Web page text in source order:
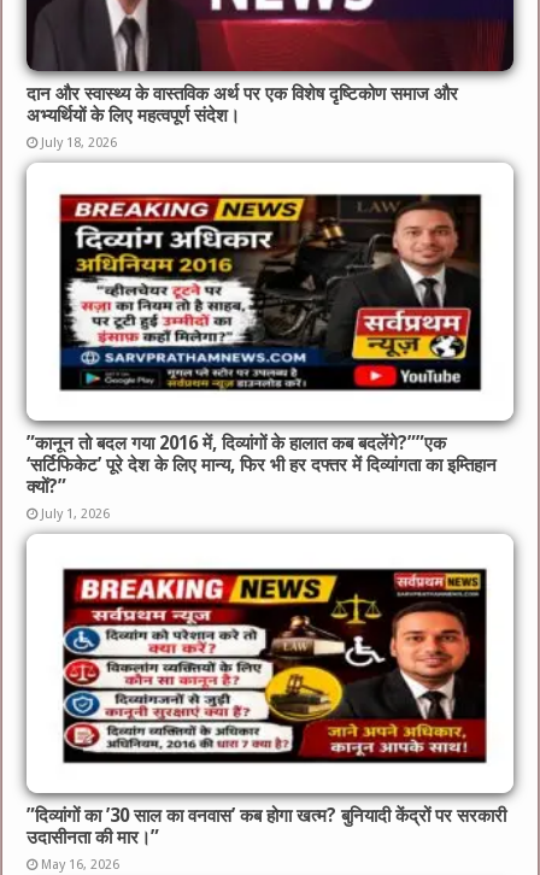
दान और स्वास्थ्य के वास्तविक अर्थ पर एक विशेष दृष्टिकोण समाज और
अभ्यर्थियों के लिए महत्वपूर्ण संदेश।
July 18, 2026
​”कानून तो बदल गया 2016 में, दिव्यांगों के हालात कब बदलेंगे?”​”एक
‘सर्टिफिकेट’ पूरे देश के लिए मान्य, फिर भी हर दफ्तर में दिव्यांगता का इम्तिहान
क्यों?”
July 1, 2026
​”दिव्यांगों का ’30 साल का वनवास’ कब होगा खत्म? बुनियादी केंद्रों पर सरकारी
उदासीनता की मार।”
May 16, 2026